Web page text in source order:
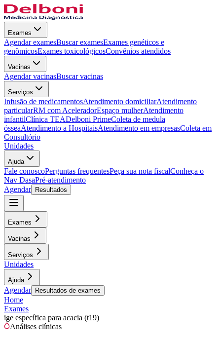
Exames
Agendar examesBuscar examesExames genéticos e
genômicosExames toxicológicosConvênios atendidos
Vacinas
Agendar vacinasBuscar vacinas
Serviços
Infusão de medicamentosAtendimento domiciliarAtendimento
particularRM com AceleradorEspaço mulherAtendimento
infantilClínica TEADelboni PrimeColeta de medula
ósseaAtendimento a HospitaisAtendimento em empresasColeta em
Consultório
Unidades
Ajuda
Fale conoscoPerguntas frequentesPeça sua nota fiscalConheça o
Nav DasaPré-atendimento
Agendar
Resultados
Exames
Vacinas
Serviços
Unidades
Ajuda
Agendar Resultados de exames
Home
Exames
ige específica para acacia (t19)
Análises clínicas